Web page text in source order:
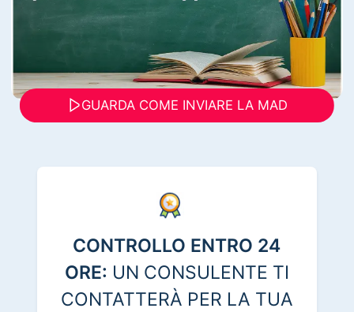
GUARDA COME INVIARE LA MAD
CONTROLLO ENTRO 24
ORE: UN CONSULENTE TI
CONTATTERÀ PER LA TUA